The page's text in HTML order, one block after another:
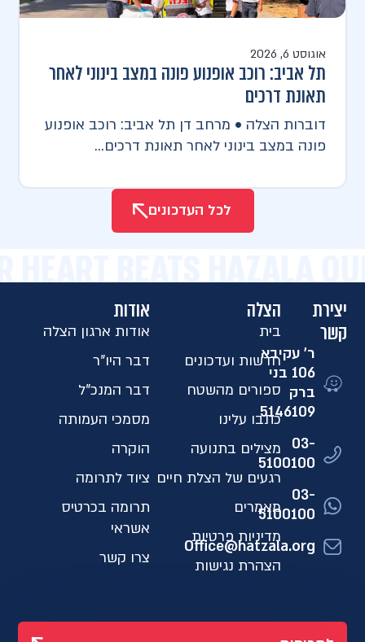
אוגוסט 6, 2026
תל אביב: רוכב אופנוע פונה במצב בינוני לאחר
תאונת דרכים
דוברות הצלה • מרחב דן תל אביב: רוכב אופנוע
פונה במצב בינוני לאחר תאונת דרכים...
לכל העדכונים
HEART BEATS HAZALA
יצירת
קשר
ר' עקיבא
106 בני
ברק
5146109​
03-
5100100
03-
5100100
Office@hatzala.org
הצלה
בית
חדשות ועדכונים
ספורים מהשטח
כתבו עלינו
מצילים בתנועה
רגעים של הצלת חיים
מאמרים
מדיניות פרטיות
הצהרת נגישות
אודות
אודות ארגון הצלה
דבר היו"ר
דבר המנכ"ל
מסמכי העמותה
הוקרה
ציוד לתרומה
תרומה בכרטיס
אשראי
צרו קשר